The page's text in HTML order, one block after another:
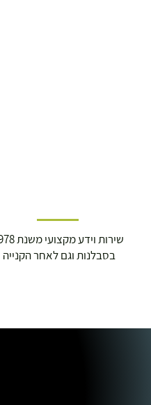
שירות וידע מקצועי משנת 1978
בסבלנות וגם לאחר הקנייה